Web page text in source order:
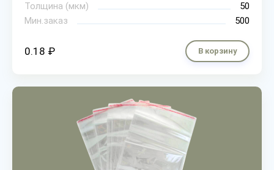
Толщина (мкм)
50
Мин.заказ
500
0.18 ₽ В корзину